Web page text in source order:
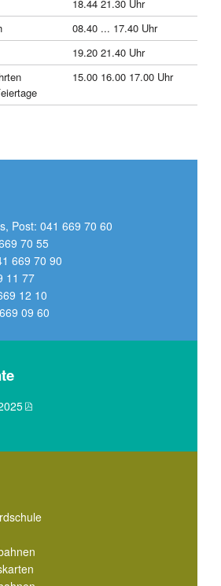
18.44 21.30 Uhr
08.40 ... 17.40 Uhr
19.20 21.40 Uhr
15.00 16.00 17.00 Uhr
Post:041 669 70 60
70 55
669 70 90
11 77
12 10
09 60